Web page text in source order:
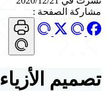
مشاركة الصفحة :
تصميم الأزياء